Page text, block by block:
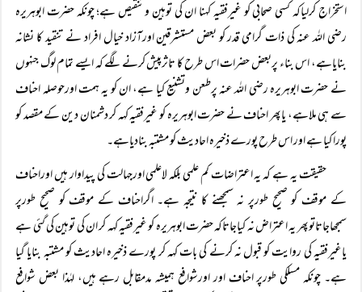
استخراج کرلیاکہ کسی صحابی کو غیرفقیہ کہنا ان کی توہین وتنقیص ہے؛ چونکہ حضرت ابوہریرہ
رضی اللہ عنہ کی ذات گرامی قدر کو بعض مستشرقین اورآزاد خیال افراد نے تنقید کا نشانہ
بنایاہے، اس بناء پربعض حضرات اس طرح کا تاثرپیش کرنے لگے کہ ایسے تمام لوگ جنہوں
نے حضرت ابوہریرہ رضی اللہ عنہ پرطعن وتشنیع کیا ہے، ان کو یہ ہمت اورحوصلہ احناف
سے ہی ملاہے، یاپھر احناف نے حضرت ابوہریرہ کو غیرفقیہ کہہ کر دشمنان دین کے مقصد کو
پورا کیا ہے اور اس طرح پورے ذخیرہ احادیث کو مشتبہ بنادیاہے۔
حقیقت یہ ہے کہ یہ اعتراضات کم علمی بلکہ لاعلمی اورجہالت کی پیداوار ہیں اوراحناف
کے موقف کو صحیح طورپر نہ سمجھنے کا نتیجہ ہے۔ اگراحناف کے موقف کو صحیح طورپر
سمجھاجاتاتوپھر یہ اعتراض نہ کیاجاتاکہ حضرت ابوہریرہ کو غیرفقیہ کہہ کر ان کی توہین کی گئی ہے
یاغیرفقیہ کی روایت کو قبول نہ کرنے کی بات کہہ کر پورے ذخیرہ احادیث کو مشتبہ بنایا گیا
ہے۔ چونکہ مسلکی طورپر احناف اور اورشوافع ہمیشہ مدمقابل رہے ہیں، لہٰذا بعض شوافع